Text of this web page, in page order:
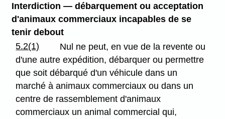
Interdiction — débarquement ou acceptation
d'animaux commerciaux incapables de se
tenir debout
5.2(1)
Nul ne peut, en vue de la revente ou
d'une autre expédition, débarquer ou permettre
que soit débarqué d'un véhicule dans un
marché à animaux commerciaux ou dans un
centre de rassemblement d'animaux
commerciaux un animal commercial qui,